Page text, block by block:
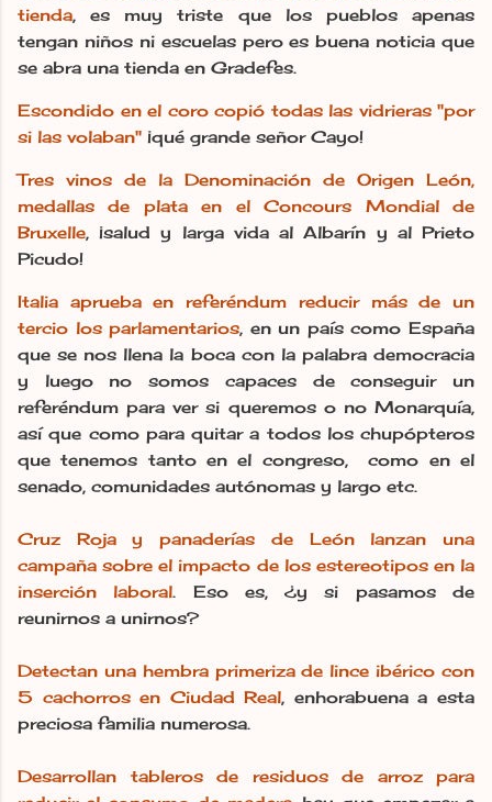
tienda, es muy triste que los pueblos apenas
tengan niños ni escuelas pero es buena noticia que
se abra una tienda en Gradefes.
Escondido en el coro copió todas las vidrieras "por
si las volaban" ¡qué grande señor Cayo!
Tres vinos de la Denominación de Origen León,
medallas de plata en el Concours Mondial de
Bruxelle, ¡salud y larga vida al Albarín y al Prieto
Picudo!
Italia aprueba en referéndum reducir más de un
tercio los parlamentarios, en un país como España
que se nos llena la boca con la palabra democracia
y luego no somos capaces de conseguir un
referéndum para ver si queremos o no Monarquía,
así que como para quitar a todos los chupópteros
que tenemos tanto en el congreso, como en el
senado, comunidades autónomas y largo etc.
Cruz Roja y panaderías de León lanzan una
campaña sobre el impacto de los estereotipos en la
inserción laboral. Eso es, ¿y si pasamos de
reunirnos a unirnos?
Detectan una hembra primeriza de lince ibérico con
5 cachorros en Ciudad Real, enhorabuena a esta
preciosa familia numerosa.
Desarrollan tableros de residuos de arroz para